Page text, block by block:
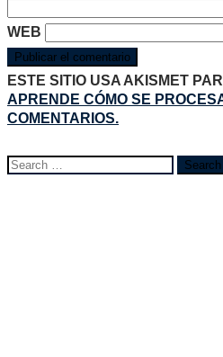
WEB
ESTE SITIO USA AKISMET
APRENDE CÓMO SE
COMENTARIOS.
Search